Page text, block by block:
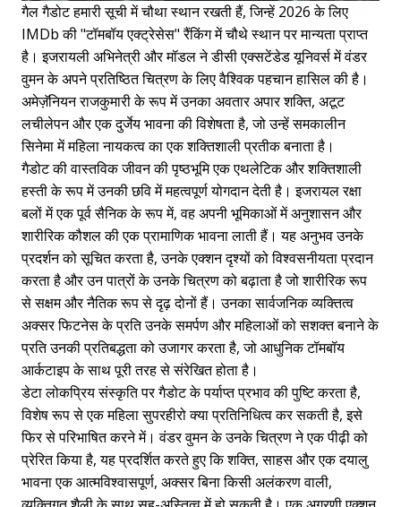
गैल गैडोट हमारी सूची में चौथा स्थान रखती हैं, जिन्हें 2026 के लिए
IMDb की "टॉमबॉय एक्ट्रेसेस" रैंकिंग में चौथे स्थान पर मान्यता प्राप्त
है। इजरायली अभिनेत्री और मॉडल ने डीसी एक्सटेंडेड यूनिवर्स में वंडर
वुमन के अपने प्रतिष्ठित चित्रण के लिए वैश्विक पहचान हासिल की है।
अमेज़ॅनियन राजकुमारी के रूप में उनका अवतार अपार शक्ति, अटूट
लचीलेपन और एक दुर्जेय भावना की विशेषता है, जो उन्हें समकालीन
सिनेमा में महिला नायकत्व का एक शक्तिशाली प्रतीक बनाता है।
गैडोट की वास्तविक जीवन की पृष्ठभूमि एक एथलेटिक और शक्तिशाली
हस्ती के रूप में उनकी छवि में महत्वपूर्ण योगदान देती है। इजरायल रक्षा
बलों में एक पूर्व सैनिक के रूप में, वह अपनी भूमिकाओं में अनुशासन और
शारीरिक कौशल की एक प्रामाणिक भावना लाती हैं। यह अनुभव उनके
प्रदर्शन को सूचित करता है, उनके एक्शन दृश्यों को विश्वसनीयता प्रदान
करता है और उन पात्रों के उनके चित्रण को बढ़ाता है जो शारीरिक रूप
से सक्षम और नैतिक रूप से दृढ़ दोनों हैं। उनका सार्वजनिक व्यक्तित्व
अक्सर फिटनेस के प्रति उनके समर्पण और महिलाओं को सशक्त बनाने के
प्रति उनकी प्रतिबद्धता को उजागर करता है, जो आधुनिक टॉमबॉय
आर्कटाइप के साथ पूरी तरह से संरेखित होता है।
डेटा लोकप्रिय संस्कृति पर गैडोट के पर्याप्त प्रभाव की पुष्टि करता है,
विशेष रूप से एक महिला सुपरहीरो क्या प्रतिनिधित्व कर सकती है, इसे
फिर से परिभाषित करने में। वंडर वुमन के उनके चित्रण ने एक पीढ़ी को
प्रेरित किया है, यह प्रदर्शित करते हुए कि शक्ति, साहस और एक दयालु
भावना एक आत्मविश्वासपूर्ण, अक्सर बिना किसी अलंकरण वाली,